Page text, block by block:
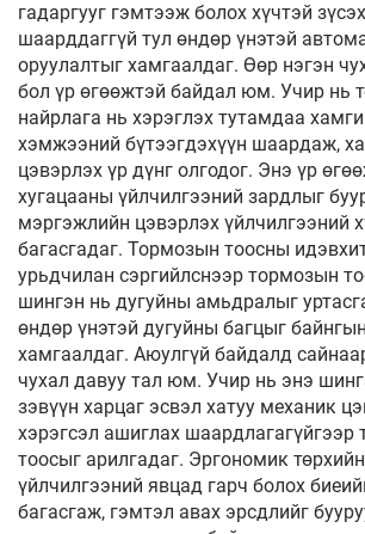
гадаргууг гэмтээж болох хүчтэй
шаарддаггүй тул өндөр үнэтэй
оруулалтыг хамгаалдаг. Өөр нэгэн
бол үр өгөөжтэй байдал юм. Учир нь
найрлага нь хэрэглэх тутамдаа
хэмжээний бүтээгдэхүүн шаардаж,
цэвэрлэх үр дүнг олгодог. Энэ үр
хугацааны үйлчилгээний зардлыг
мэргэжлийн цэвэрлэх үйлчилгээний
багасгадаг. Тормозын тоосны
урьдчилан сэргийлснээр тормозын
шингэн нь дугуйны амьдралыг
өндөр үнэтэй дугуйны багцыг
хамгаалдаг. Аюулгүй байдалд
чухал давуу тал юм. Учир нь энэ
зэвүүн харцаг эсвэл хатуу механик
хэрэгсэл ашиглах шаардлагагүйгээр
тоосыг арилгадаг. Эргономик
үйлчилгээний явцад гарч болох
багасгаж, гэмтэл авах эрсдлийг